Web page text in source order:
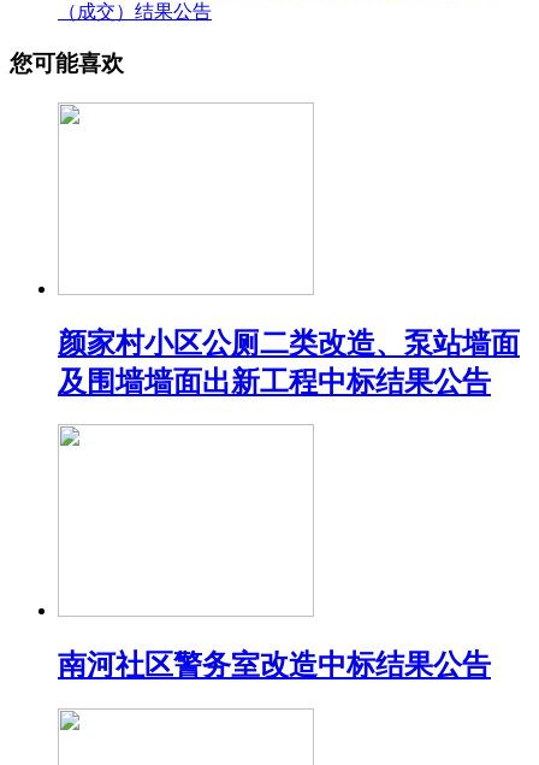
（成交）结果公告
您可能喜欢
颜家村小区公厕二类改造、泵站墙面
及围墙墙面出新工程中标结果公告
南河社区警务室改造中标结果公告